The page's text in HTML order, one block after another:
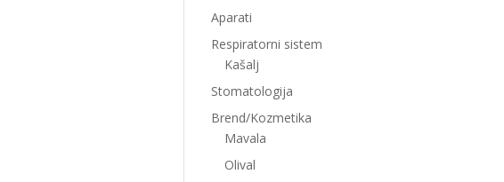
Aparati
Respiratorni sistem
Kašalj
Stomatologija
Brend/Kozmetika
Mavala
Olival